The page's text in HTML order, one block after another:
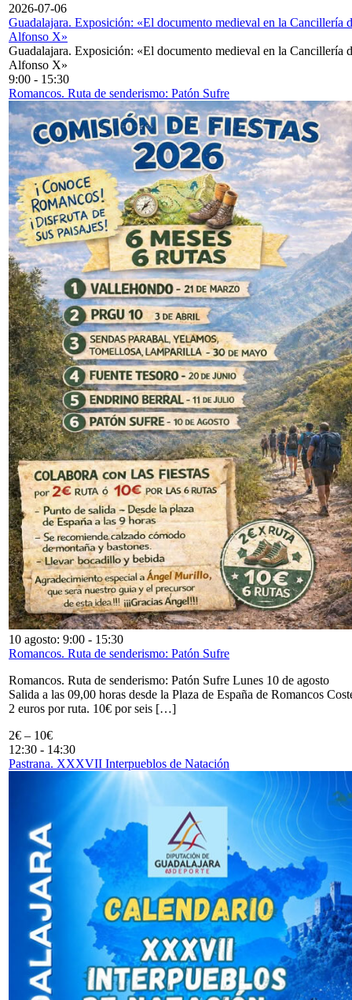
2026-07-06
Guadalajara. Exposición: «El documento medieval en la Cancillería
Alfonso X»
Guadalajara. Exposición: «El documento medieval en la Cancillería
Alfonso X»
9:00 - 15:30
Romancos. Ruta de senderismo: Patón Sufre
10 agosto: 9:00 - 15:30
Romancos. Ruta de senderismo: Patón Sufre
Romancos. Ruta de senderismo: Patón Sufre Lunes 10 de agosto
Salida a las 09,00 horas desde la Plaza de España de Romancos
2 euros por ruta. 10€ por seis […]
2€ – 10€
12:30 - 14:30
Pastrana. XXXVII Interpueblos de Natación